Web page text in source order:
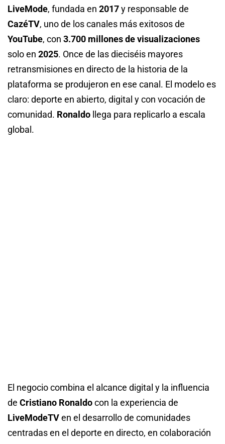
LiveMode, fundada en 2017y responsable de
CazéTV, uno de los canales más exitosos de
YouTube, con 3.700 millones de visualizaciones
solo en 2025. Once de las dieciséis mayores
retransmisiones en directo de la historia de la
plataforma se produjeron en ese canal. El modelo es
claro: deporte en abierto, digital y con vocación de
comunidad. Ronaldo llega para replicarlo a escala
global.
El negocio combina el alcance digital y la influencia
de Cristiano Ronaldocon la experiencia de
LiveModeTVen el desarrollo de comunidades
centradas en el deporte en directo, en colaboración